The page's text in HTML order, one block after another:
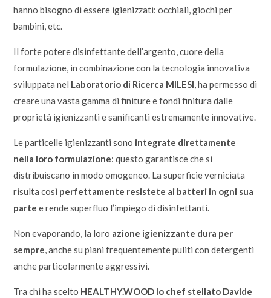
hanno bisogno di essere igienizzati: occhiali, giochi per
bambini, etc.
Il forte potere disinfettante dell’argento, cuore della
formulazione, in combinazione con la tecnologia innovativa
sviluppata nel Laboratorio di Ricerca MILESI, ha permesso di
creare una vasta gamma di finiture e fondi finitura dalle
proprietà igienizzanti e sanificanti estremamente innovative.
Le particelle igienizzanti sono integrate direttamente
nella loro formulazione: questo garantisce che si
distribuiscano in modo omogeneo. La superficie verniciata
risulta così perfettamente resistete ai batteri in ogni sua
parte e rende superfluo l’impiego di disinfettanti.
Non evaporando, la loro azione igienizzante dura per
sempre, anche su piani frequentemente puliti con detergenti
anche particolarmente aggressivi.
Tra chi ha scelto HEALTHY.WOOD lo chef stellato Davide